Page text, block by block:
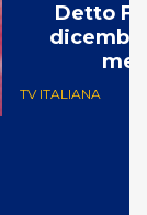
Detto
TV ITALIANA